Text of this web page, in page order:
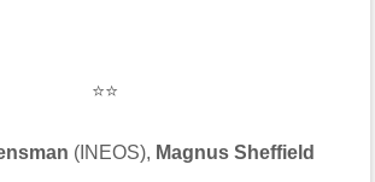
⭐⭐
(INEOS), Magnus Sheffield